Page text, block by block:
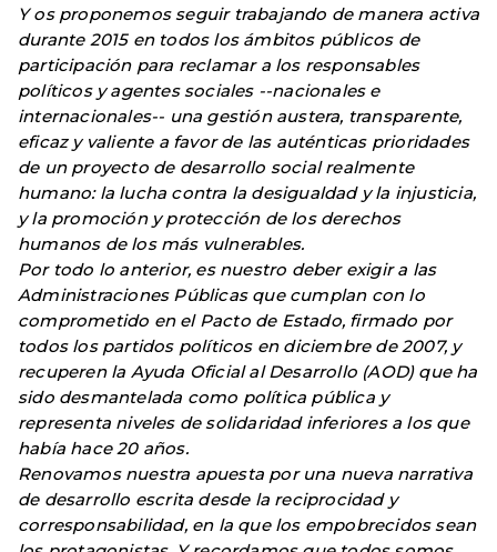
Y os proponemos seguir trabajando de manera activa
durante 2015 en todos los ámbitos públicos de
participación para reclamar a los responsables
políticos y agentes sociales --nacionales e
internacionales-- una gestión austera, transparente,
eficaz y valiente a favor de las auténticas prioridades
de un proyecto de desarrollo social realmente
humano: la lucha contra la desigualdad y la injusticia,
y la promoción y protección de los derechos
humanos de los más vulnerables.
Por todo lo anterior, es nuestro deber exigir a las
Administraciones Públicas que cumplan con lo
comprometido en el Pacto de Estado, firmado por
todos los partidos políticos en diciembre de 2007, y
recuperen la Ayuda Oficial al Desarrollo (AOD) que ha
sido desmantelada como política pública y
representa niveles de solidaridad inferiores a los que
había hace 20 años.
Renovamos nuestra apuesta por una nueva narrativa
de desarrollo escrita desde la reciprocidad y
corresponsabilidad, en la que los empobrecidos sean